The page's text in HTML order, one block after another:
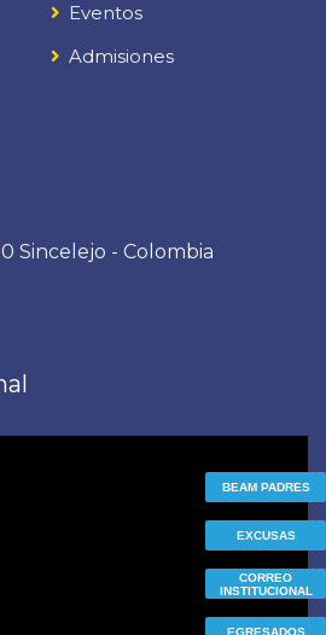
Eventos
Admisiones
Sincelejo - Colombia
EGRESADOS
CORREO
INSTITUCIONAL
BEAM PADRES
EXCUSAS